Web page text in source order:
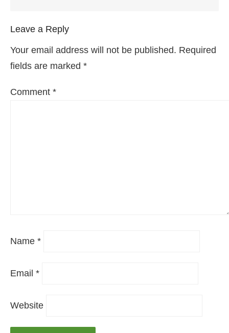
Leave a Reply
Your email address will not be published. Required
fields are marked *
Comment *
Name *
Email *
Website